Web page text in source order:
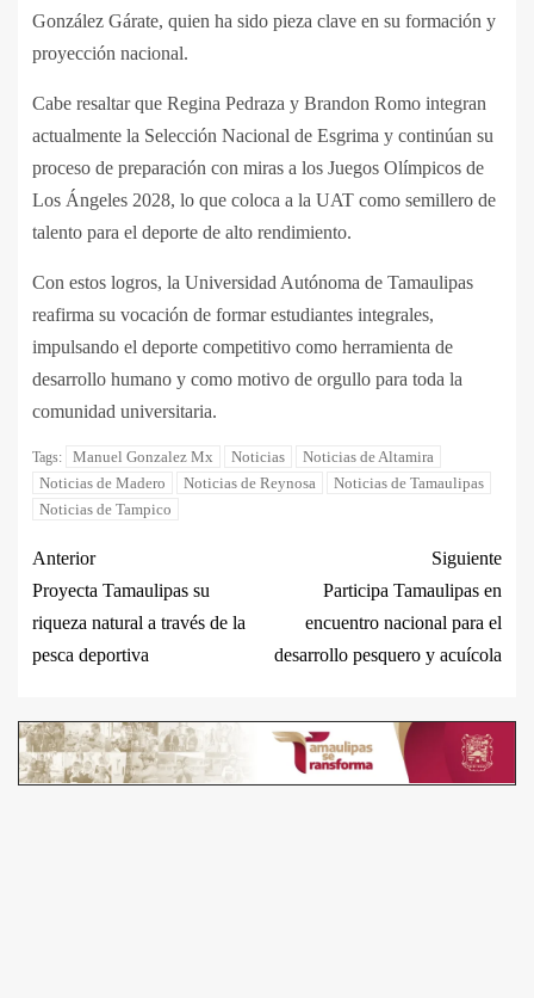
González Gárate, quien ha sido pieza clave en su formación y
proyección nacional.
Cabe resaltar que Regina Pedraza y Brandon Romo integran
actualmente la Selección Nacional de Esgrima y continúan su
proceso de preparación con miras a los Juegos Olímpicos de
Los Ángeles 2028, lo que coloca a la UAT como semillero de
talento para el deporte de alto rendimiento.
Con estos logros, la Universidad Autónoma de Tamaulipas
reafirma su vocación de formar estudiantes integrales,
impulsando el deporte competitivo como herramienta de
desarrollo humano y como motivo de orgullo para toda la
comunidad universitaria.
Tags: Manuel Gonzalez Mx Noticias
Noticias de Altamira
Noticias de Madero
Noticias de Reynosa
Noticias de Tamaulipas
Noticias de Tampico
Anterior
Proyecta Tamaulipas su
riqueza natural a través de la
pesca deportiva
Siguiente
Participa Tamaulipas en
encuentro nacional para el
desarrollo pesquero y acuícola